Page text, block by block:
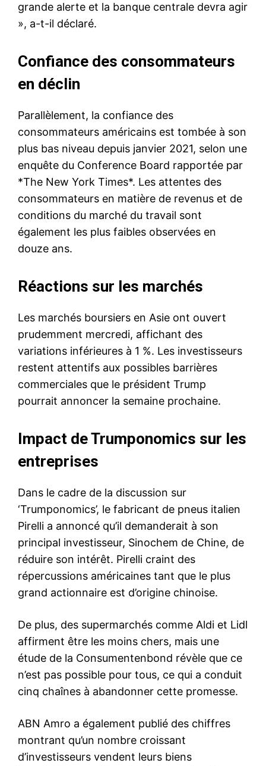
grande alerte et la banque centrale devra agir
», a-t-il déclaré.
Confiance des consommateurs
en déclin
Parallèlement, la confiance des
consommateurs américains est tombée à son
plus bas niveau depuis janvier 2021, selon une
enquête du Conference Board rapportée par
*The New York Times*. Les attentes des
consommateurs en matière de revenus et de
conditions du marché du travail sont
également les plus faibles observées en
douze ans.
Réactions sur les marchés
Les marchés boursiers en Asie ont ouvert
prudemment mercredi, affichant des
variations inférieures à 1 %. Les investisseurs
restent attentifs aux possibles barrières
commerciales que le président Trump
pourrait annoncer la semaine prochaine.
Impact de Trumponomics sur les
entreprises
Dans le cadre de la discussion sur
‘Trumponomics’, le fabricant de pneus italien
Pirelli a annoncé qu’il demanderait à son
principal investisseur, Sinochem de Chine, de
réduire son intérêt. Pirelli craint des
répercussions américaines tant que le plus
grand actionnaire est d’origine chinoise.
De plus, des supermarchés comme Aldi et Lidl
affirment être les moins chers, mais une
étude de la Consumentenbond révèle que ce
n’est pas possible pour tous, ce qui a conduit
cinq chaînes à abandonner cette promesse.
ABN Amro a également publié des chiffres
montrant qu’un nombre croissant
d’investisseurs vendent leurs biens